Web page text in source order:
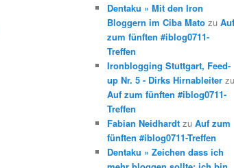
Dentaku » Mit den Iron
Bloggern im Ciba Mato zu Auf
zum fünften #iblog0711-
Treffen
Ironblogging Stuttgart, Feed-
up Nr. 5 - Dirks Hirnableiter zu
Auf zum fünften #iblog0711-
Treffen
Fabian Neidhardt zu Auf zum
fünften #iblog0711-Treffen
Dentaku » Zeichen dass ich